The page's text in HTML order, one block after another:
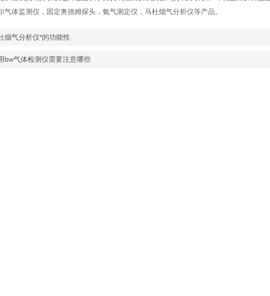
气体监测仪，固定奥德姆探头，氨气测定仪，马杜烟气分析仪等产品。
烟气分析仪*的功能性
bw气体检测仪需要注意哪些